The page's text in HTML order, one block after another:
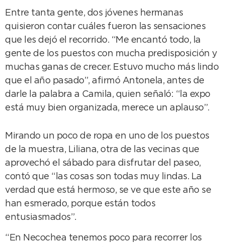
Entre tanta gente, dos jóvenes hermanas
quisieron contar cuáles fueron las sensaciones
que les dejó el recorrido. “Me encantó todo, la
gente de los puestos con mucha predisposición y
muchas ganas de crecer. Estuvo mucho más lindo
que el año pasado”, afirmó Antonela, antes de
darle la palabra a Camila, quien señaló: “la expo
está muy bien organizada, merece un aplauso”.
Mirando un poco de ropa en uno de los puestos
de la muestra, Liliana, otra de las vecinas que
aprovechó el sábado para disfrutar del paseo,
contó que “las cosas son todas muy lindas. La
verdad que está hermoso, se ve que este año se
han esmerado, porque están todos
entusiasmados”.
“En Necochea tenemos poco para recorrer los